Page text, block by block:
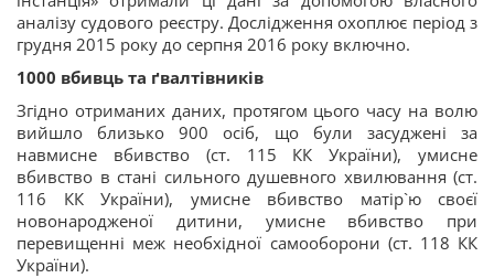
аналізу судового реєстру. Дослідження охоплює період з
грудня 2015 року до серпня 2016 року включно.
1000 вбивць та ґвалтівників
Згідно отриманих даних, протягом цього часу на волю
вийшло близько 900 осіб, що були засуджені за
навмисне вбивство (ст. 115 КК України), умисне
вбивство в стані сильного душевного хвилювання (ст.
116 КК України), умисне вбивство матір`ю своєї
новонародженої дитини, умисне вбивство при
перевищенні меж необхідної самооборони (ст. 118 КК
України).